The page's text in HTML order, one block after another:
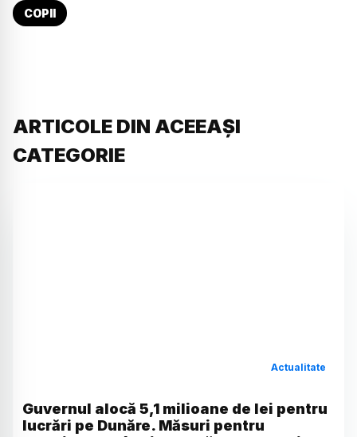
COPII
ARTICOLE DIN ACEEAȘI
CATEGORIE
Actualitate
Guvernul alocă 5,1 milioane de lei pentru
lucrări pe Dunăre. Măsuri pentru